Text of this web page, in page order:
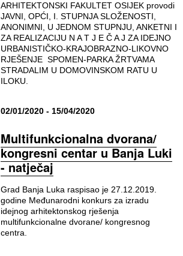
ARHITEKTONSKI FAKULTET OSIJEK provodi
JAVNI, OPĆI, I. STUPNJA SLOŽENOSTI,
ANONIMNI, U JEDNOM STUPNJU, ANKETNI I
ZA REALIZACIJU N A T J E Č A J ZA IDEJNO
URBANISTIČKO-KRAJOBRAZNO-LIKOVNO
RJEŠENJE SPOMEN-PARKA ŽRTVAMA
STRADALIM U DOMOVINSKOM RATU U
ILOKU.
02/01/2020 - 15/04/2020
Multifunkcionalna dvorana/
kongresni centar u Banja Luki
- natječaj
Grad Banja Luka raspisao je 27.12.2019.
godine Međunarodni konkurs za izradu
idejnog arhitektonskog rješenja
multifunkcionalne dvorane/ kongresnog
centra.